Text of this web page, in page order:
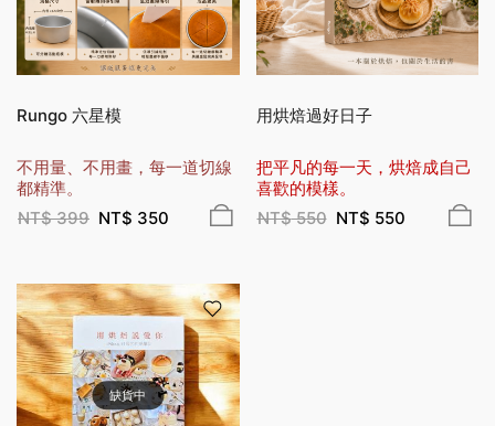
Rungo 六星模
不用量、不用畫，每一道切線
都精準。
NT$399 NT$ 350
用烘焙過好日子
把平凡的每一天，烘焙成自己
喜歡的模樣。
NT$550 NT$ 550
缺貨中